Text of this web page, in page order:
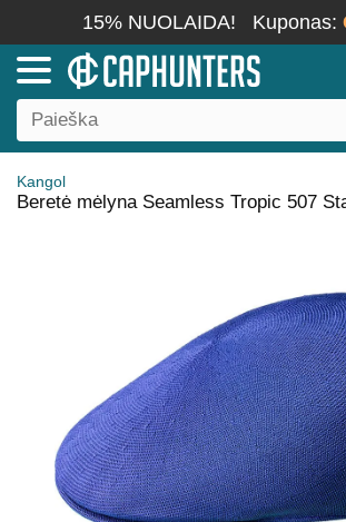
15% NUOLAIDA! Kuponas:
Kangol
Beretė mėlyna Seamless Tropic 507